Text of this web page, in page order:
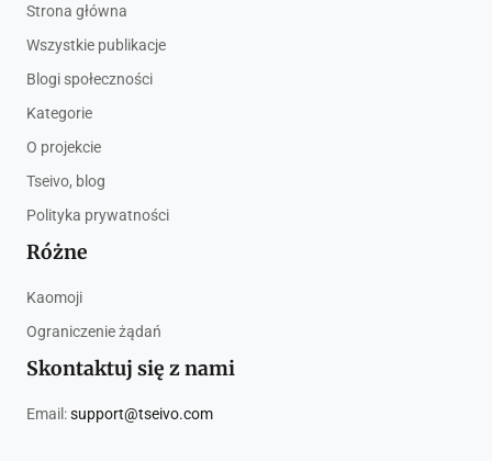
Strona główna
Wszystkie publikacje
Blogi społeczności
Kategorie
O projekcie
Tseivo, blog
Polityka prywatności
Różne
Kaomoji
Ograniczenie żądań
Skontaktuj się z nami
Email:support@tseivo.com